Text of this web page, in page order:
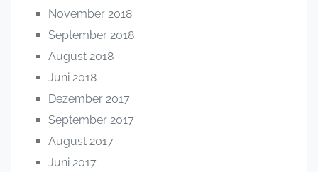
November 2018
September 2018
August 2018
Juni 2018
Dezember 2017
September 2017
August 2017
Juni 2017